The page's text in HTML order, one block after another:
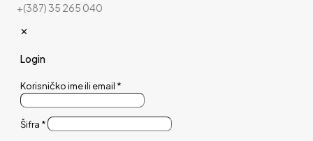
+(387) 35 265 040
✕
Login
Korisničko ime ili email *
Šifra *